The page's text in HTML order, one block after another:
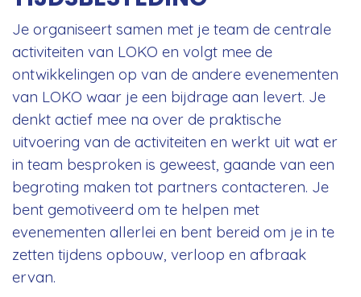
Je organiseert samen met je team de centrale
activiteiten van LOKO en volgt mee de
ontwikkelingen op van de andere evenementen
van LOKO waar je een bijdrage aan levert. Je
denkt actief mee na over de praktische
uitvoering van de activiteiten en werkt uit wat er
in team besproken is geweest, gaande van een
begroting maken tot partners contacteren. Je
bent gemotiveerd om te helpen met
evenementen allerlei en bent bereid om je in te
zetten tijdens opbouw, verloop en afbraak
ervan.